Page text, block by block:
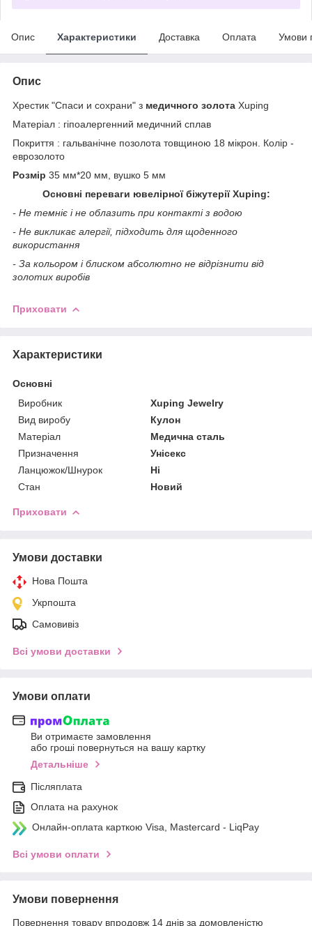
Опис Характеристики Доставка Оплата Умови
Опис
Хрестик "Спаси и сохрани" з медичного золота Xuping
Матеріал : гіпоалергенний медичний сплав
Покриття : гальванічне позолота товщиною 18 мікрон. Колір -
еврозолото
Розмір 35 мм*20 мм, вушко 5 мм
Основні переваги ювелірної біжутерії Xuping:
- Не темніє і не облазить при контакті з водою
- Не викликає алергії, підходить для щоденного
використання
- За кольором і блиском абсолютно не відрізнити від
золотих виробів
Приховати
Характеристики
Основні
Виробник
Xuping Jewelry
Вид виробу
Кулон
Матеріал
Медична сталь
Призначення
Унісекс
Ланцюжок/Шнурок
Ні
Стан
Новий
Приховати
Умови доставки
Нова Пошта
Укрпошта
Самовивіз
Всі умови доставки
Умови оплати
Ви отримаєте замовлення
або гроші повернуться на вашу картку
Детальніше
Післяплата
Оплата на рахунок
Онлайн-оплата карткою Visa, Mastercard - LiqPay
Всі умови оплати
Умови повернення
Повернення товару впродовж 14 днів за домовленістю